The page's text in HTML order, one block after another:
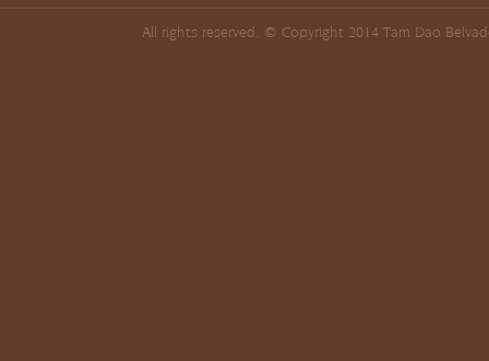
All rights reserved. © Copyright 2014 Tam Dao